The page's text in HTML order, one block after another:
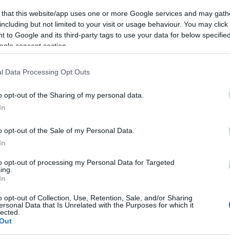
that this website/app uses one or more Google services and may
but not limited to your visit or usage behaviour. You may
to Google and its third-party tags to use your data for below
consent section.
Data Processing Opt Outs
opt-out of the Sharing of my personal data.
opt-out of the Sale of my Personal Data.
opt-out of processing my Personal Data for Targeted
opt-out of Collection, Use, Retention, Sale, and/or Sharing
Data that Is Unrelated with the Purposes for which it
contre la fatigue
une routine efficace pour
cet été : conseils
pour les protéger
Catégories
Alimentation
Écrans adaptés
Ergonomie
Examens de la vue